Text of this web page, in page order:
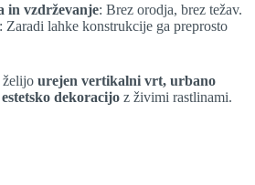
in vzdrževanje: Brez orodja, brez težav.
: Zaradi lahke konstrukcije ga preprosto
želijo urejen vertikalni vrt, urbano
dekoracijo z živimi rastlinami.